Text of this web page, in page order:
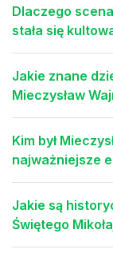
Dlaczego
stała się
Jakie znane
Mieczysław
Kim był
najważniejsze
Jakie są
Świętego